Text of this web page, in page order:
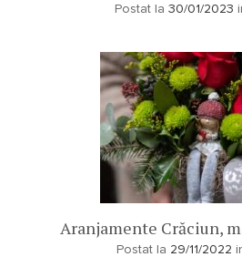
Postat la 30/01/2023
Aranjamente Crăciun,
Postat la 29/11/2022